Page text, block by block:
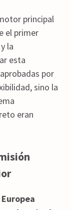
principal
el primer
la
esta
por
sino la
eran